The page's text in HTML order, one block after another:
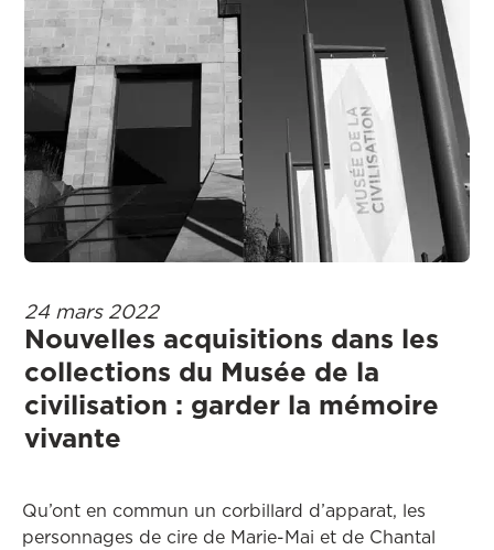
24 mars 2022
Nouvelles acquisitions dans les
collections du Musée de la
civilisation : garder la mémoire
vivante
Qu’ont en commun un corbillard d’apparat, les
personnages de cire de Marie-Mai et de Chantal